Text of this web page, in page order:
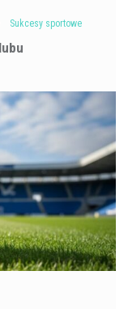
Sukcesy sportowe